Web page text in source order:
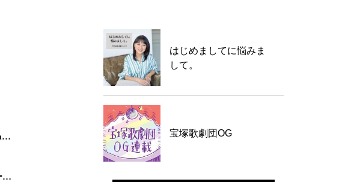
…
はじめましてに悩みま
して。
宝塚歌劇団OG